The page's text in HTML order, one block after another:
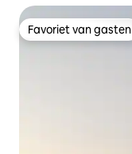
Favoriet van gasten
Favoriet van gasten